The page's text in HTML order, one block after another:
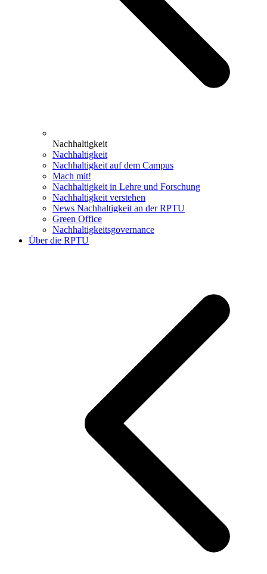
Nachhaltigkeit
Nachhaltigkeit
Nachhaltigkeit auf dem Campus
Mach mit!
Nachhaltigkeit in Lehre und Forschung
Nachhaltigkeit verstehen
News Nachhaltigkeit an der RPTU
Green Office
Nachhaltigkeitsgovernance
Über die RPTU